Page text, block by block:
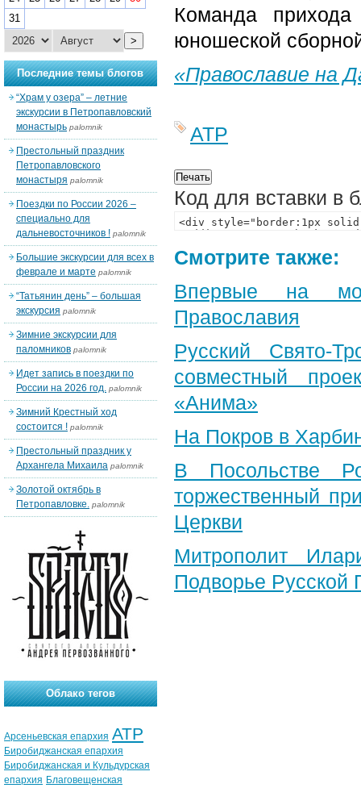
Команда
юношеской
«Православие на
АТР
Код для вставки в
Смотрите также:
Впервые на
Православия
Русский Свято-
совместный
«Анима»
На Покров в
В Посольстве
торжественный
Церкви
Митрополит
Подворье Русской
31
>
Последние темы блогов
“Храм у озера” – летние
экскурсии в Петропавловский
монастырь palomnik
Престольный праздник
Петропавловского
монастыря palomnik
Поездки по России 2026 –
специально для
дальневосточников ! palomnik
Большие экскурсии для всех в
феврале и марте palomnik
“Татьянин день” – большая
экскурсия palomnik
Зимние экскурсии для
паломников palomnik
Идет запись в поездки по
России на 2026 год. palomnik
Зимний Крестный ход
состоится ! palomnik
Престольный праздник у
Архангела Михаила palomnik
Золотой октябрь в
Петропавловке. palomnik
Облако тегов
Арсеньевская епархия АТР
Биробиджанская епархия
Биробиджанская и Кульдурская
епархия Благовещенская